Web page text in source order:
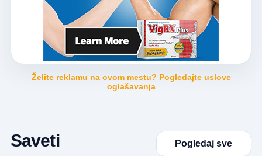
Želite reklamu na ovom mestu? Pogledajte uslove
oglašavanja
Saveti Pogledaj sve